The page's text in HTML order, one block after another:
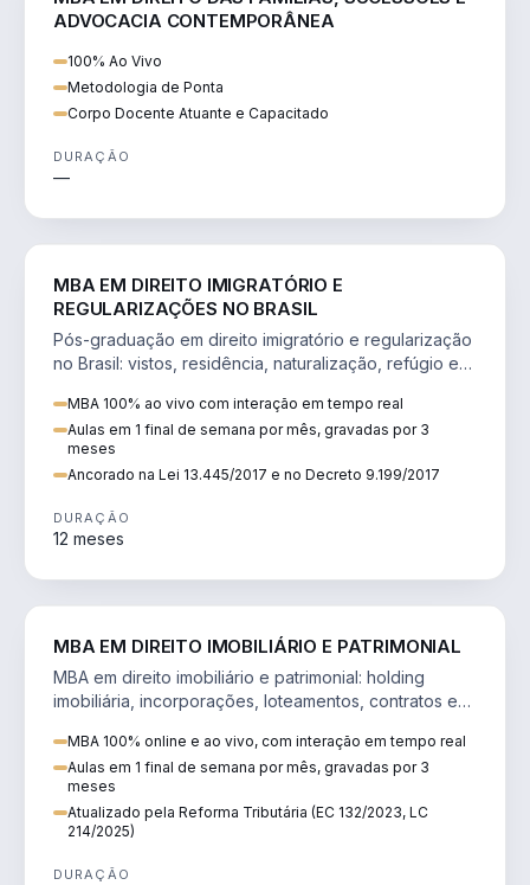
ADVOCACIA CONTEMPORÂNEA
100% Ao Vivo
Metodologia de Ponta
Corpo Docente Atuante e Capacitado
DURAÇÃO
—
MBA EM DIREITO IMIGRATÓRIO E
REGULARIZAÇÕES NO BRASIL
Pós-graduação em direito imigratório e regularização
no Brasil: vistos, residência, naturalização, refúgio e
MBA 100% ao vivo com interação em tempo real
Aulas em 1 final de semana por mês, gravadas por 3
meses
Ancorado na Lei 13.445/2017 e no Decreto 9.199/2017
DURAÇÃO
12 meses
MBA EM DIREITO IMOBILIÁRIO E PATRIMONIAL
MBA em direito imobiliário e patrimonial: holding
imobiliária, incorporações, loteamentos, contratos e
MBA 100% online e ao vivo, com interação em tempo real
Aulas em 1 final de semana por mês, gravadas por 3
meses
Atualizado pela Reforma Tributária (EC 132/2023, LC
214/2025)
DURAÇÃO